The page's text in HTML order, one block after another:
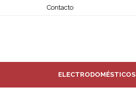
ELECTRODOMÉSTICOS
Contacto